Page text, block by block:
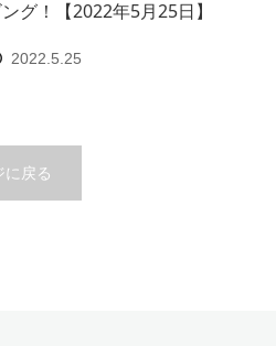
グ！【2022年5月25日】
2022.5.25
に戻る